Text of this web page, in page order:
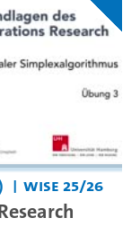
WiSe 25/26